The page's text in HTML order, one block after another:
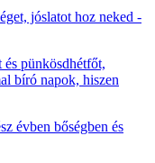
jóslatot hoz neked -
pünkösdhétfőt,
bíró napok, hiszen
évben bőségben és